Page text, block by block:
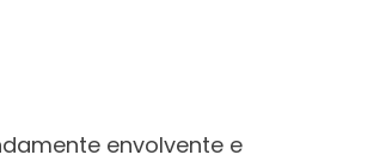
envolvente e